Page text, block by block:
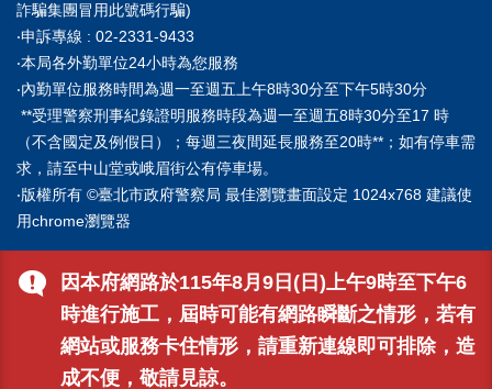
因本府網路於115年8月9日(日)上午9時至下午6
時進行施工，屆時可能有網路瞬斷之情形，若有
網站或服務卡住情形，請重新連線即可排除，造
成不便，敬請見諒。
詐騙集團冒用此號碼行騙)
‧申訴專線 : 02-2331-9433
‧本局各外勤單位24小時為您服務
‧內勤單位服務時間為週一至週五上午8時30分至下午5時30分
**受理警察刑事紀錄證明服務時段為週一至週五8時30分至17 時
（不含國定及例假日）；每週三夜間延長服務至20時**；如有停車需
求，請至中山堂或峨眉街公有停車場。
‧版權所有 ©臺北市政府警察局 最佳瀏覽畫面設定 1024x768 建議使
用chrome瀏覽器